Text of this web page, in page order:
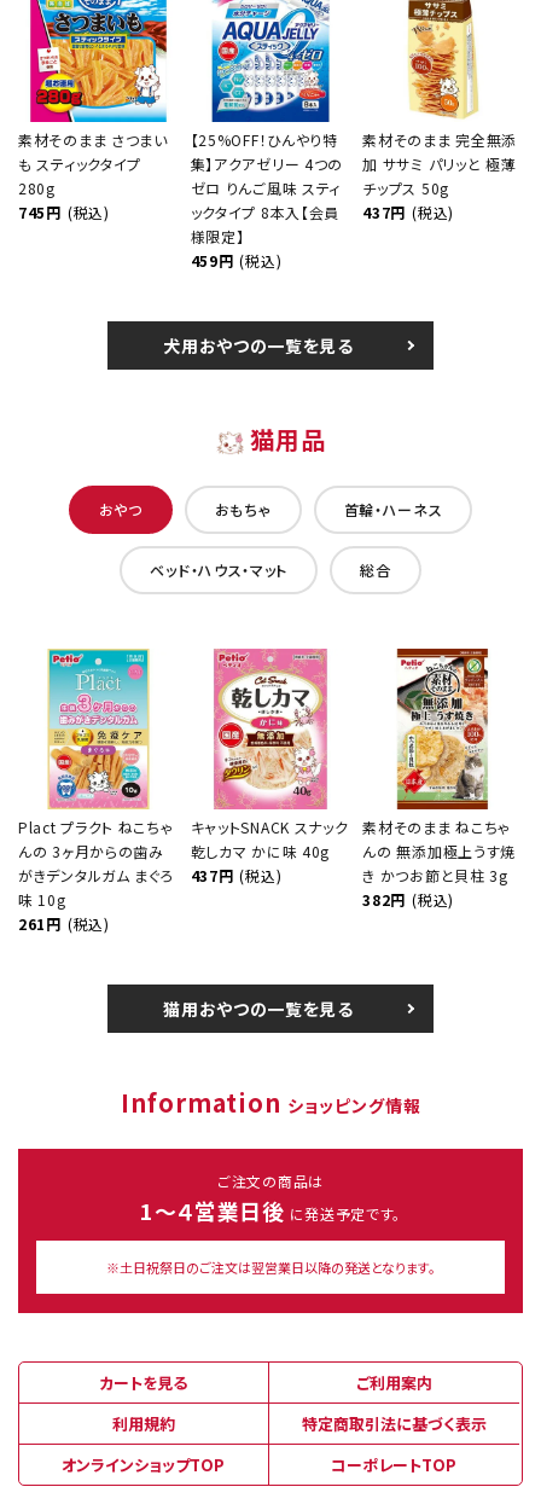
素材そのまま さつまい
も スティックタイプ
280g
745円 (税込)
【25%OFF！ひんやり特
集】アクアゼリー 4つの
ゼロ りんご風味 スティ
ックタイプ 8本入【会員
様限定】
459円 (税込)
素材そのまま 完全無添
加 ササミ パリッと 極薄
チップス 50g
437円 (税込)
犬用おやつの一覧を見る
猫用品
おやつ おもちゃ 首輪・ハーネス
ベッド・ハウス・マット 総合
Plact プラクト ねこちゃ
んの 3ヶ月からの歯み
がきデンタルガム まぐろ
味 10g
261円 (税込)
キャットSNACK スナック
乾しカマ かに味 40g
437円 (税込)
素材そのまま ねこちゃ
んの 無添加極上うす焼
き かつお節と貝柱 3g
382円 (税込)
猫用おやつの一覧を見る
Information ショッピング情報
ご注文の商品は
1～４営業日後 に発送予定です。
※土日祝祭日のご注文は翌営業日以降の発送となります。
カートを見る
ご利用案内
利用規約
特定商取引法に基づく表示
オンラインショップTOP
コーポレートTOP